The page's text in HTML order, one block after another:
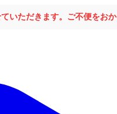
いただきます。ご不便をお